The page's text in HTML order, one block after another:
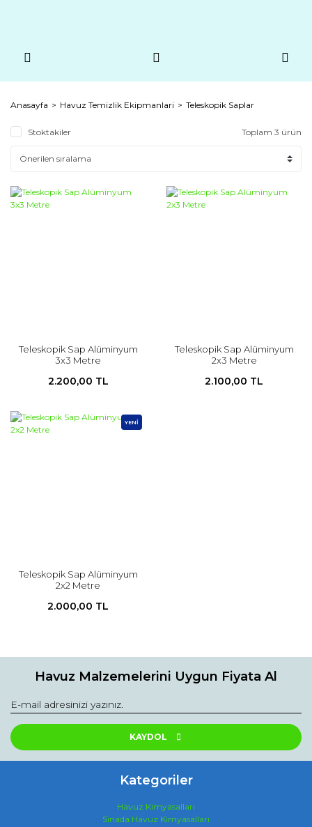
Anasayfa Havuz Temizlik Ekipmanlari Teleskopik Saplar
Stoktakiler Toplam 3 ürün
Teleskopik Sap Alüminyum
3x3 Metre
2.200,00 TL
Teleskopik Sap Alüminyum
2x3 Metre
2.100,00 TL
YENİ
Teleskopik Sap Alüminyum
2x2 Metre
2.000,00 TL
Havuz Malzemelerini Uygun Fiyata Al
KAYDOL
Kategoriler
Havuz Kimyasalları
Sinada Havuz Kimyasalları